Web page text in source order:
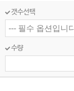
갯수선택
수량